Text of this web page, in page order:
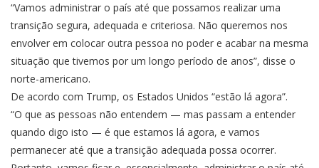
“Vamos administrar o país até que possamos realizar uma
transição segura, adequada e criteriosa. Não queremos nos
envolver em colocar outra pessoa no poder e acabar na mesma
situação que tivemos por um longo período de anos”, disse o
norte-americano.
De acordo com Trump, os Estados Unidos “estão lá agora”.
“O que as pessoas não entendem — mas passam a entender
quando digo isto — é que estamos lá agora, e vamos
permanecer até que a transição adequada possa ocorrer.